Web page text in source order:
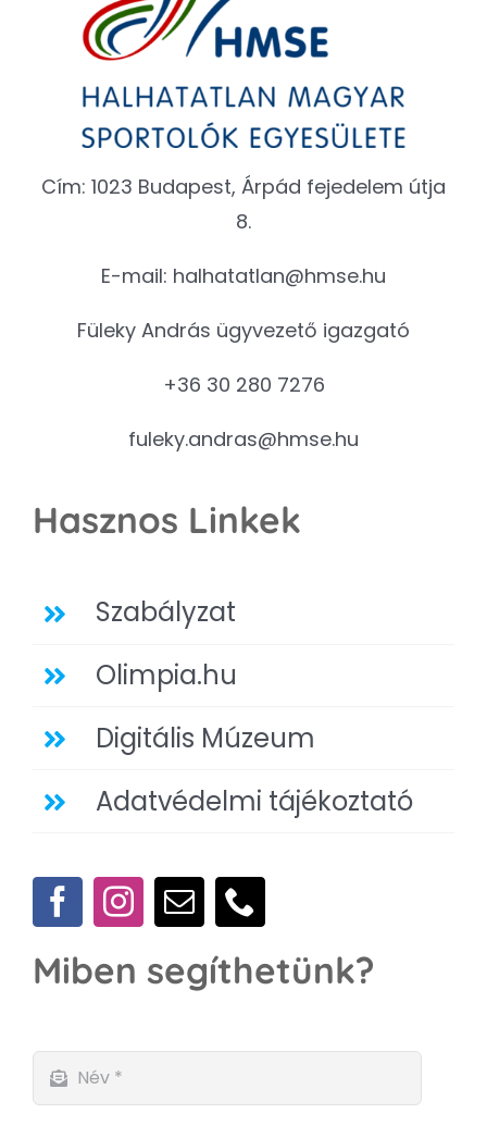
Cím: 1023 Budapest, Árpád fejedelem útja
8.
E-mail: halhatatlan@hmse.hu
Füleky András ügyvezető igazgató
+36 30 280 7276
fuleky.andras@hmse.hu
Hasznos Linkek
Szabályzat
Olimpia.hu
Digitális Múzeum
Adatvédelmi tájékoztató
Miben segíthetünk?